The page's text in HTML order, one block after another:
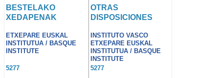
BESTELAKO
XEDAPENAK
OTRAS
DISPOSICIONES
ETXEPARE EUSKAL
INSTITUTUA / BASQUE
INSTITUTE
INSTITUTO VASCO
ETXEPARE EUSKAL
INSTITUTUA / BASQUE
INSTITUTE
5277
5277